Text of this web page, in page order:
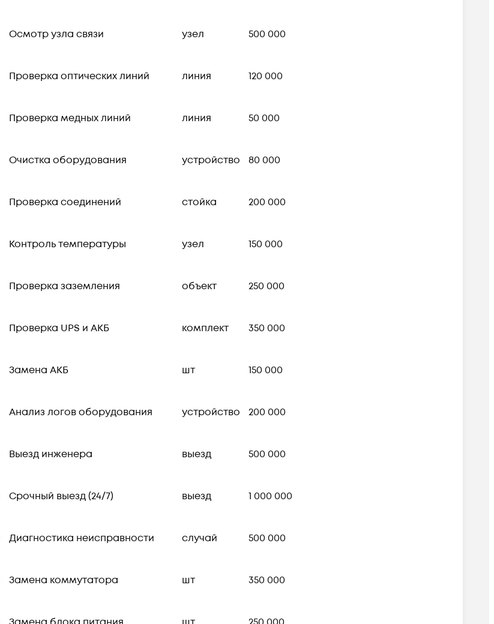
Осмотр узла связи узел 500 000
Проверка оптических линий линия 120 000
Проверка медных линий линия 50 000
Очистка оборудования устройство 80 000
Проверка соединений стойка 200 000
Контроль температуры узел 150 000
Проверка заземления объект 250 000
Проверка UPS и АКБ комплект 350 000
Замена АКБ шт 150 000
Анализ логов оборудования устройство 200 000
Выезд инженера выезд 500 000
Срочный выезд (24/7) выезд 1 000 000
Диагностика неисправности случай 500 000
Замена коммутатора шт 350 000